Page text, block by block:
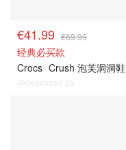
€41.99 €69.99
经典必买款
Crocs Crush 泡芙洞洞鞋
@dealmoon.de